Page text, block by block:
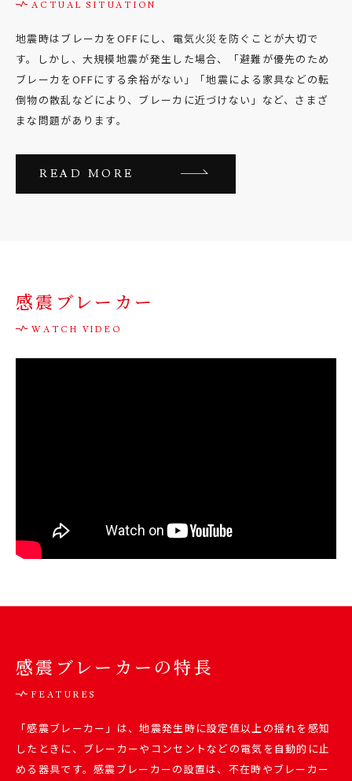
地震時はブレーカをOFFにし、電気火災を防ぐことが大切で
す。しかし、大規模地震が発生した場合、「避難が優先のため
ブレーカをOFFにする余裕がない」「地震による家具などの転
倒物の散乱などにより、ブレーカに近づけない」など、さまざ
まな問題があります。
READ MORE
感震ブレーカー
感震ブレーカーの特長
「感震ブレーカー」は、地震発生時に設定値以上の揺れを感知
したときに、ブレーカーやコンセントなどの電気を自動的に止
める器具です。感震ブレーカーの設置は、不在時やブレーカー